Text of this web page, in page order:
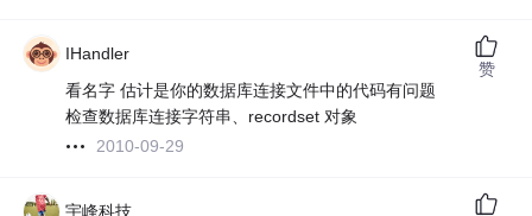
IHandler
看名字 估计是你的数据库连接文件中的代码有问题
检查数据库连接字符串、recordset 对象
2010-09-29
赞
宇峰科技